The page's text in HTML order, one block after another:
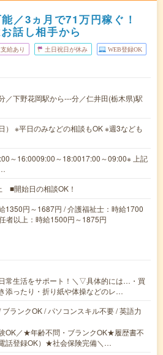
／3ヵ月で71万円稼ぐ！
話し相手から
給あり 土日祝日が休み WEB登録OK
／下野花岡駅から---分／仁井田(栃木県)駅
） ※平日のみなどの相談もOK ※週3なども
～16:0009:00～18:0017:00～09:00※ 上記
■開始日の相談OK！
1350円～1687円 / 介護福祉士：時給1700
者以上：時給1500円～1875円
常生活をサポート！＼▽具体的には…・買
添ったり・折り紙や体操などのレ…
ブランクOK / パソコンスキル不要 / 英語力
OK／★年齢不問・ブランクOK★履歴書不
話登録OK）★社会保険完備＼…